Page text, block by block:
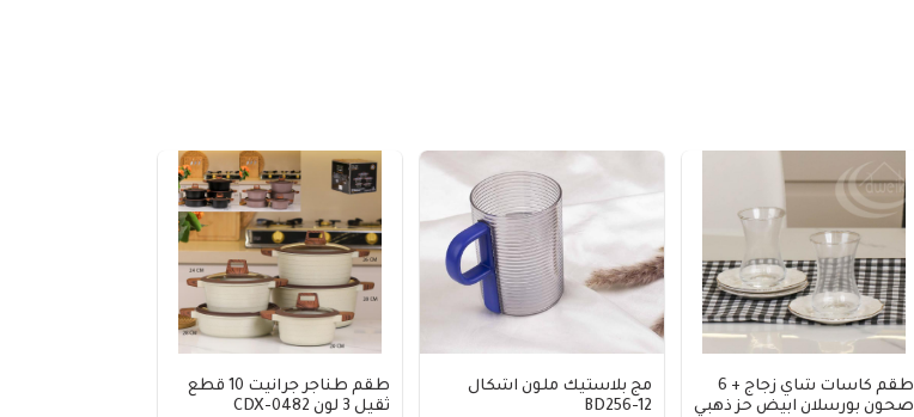
طقم كاسات شاي زجاج + 6
صحون بورسلان ابيض حز ذهبي
مج بلاستيك ملون اشكال
BD256-12
طقم طناجر جرانيت 10 قطع
ثقيل 3 لون CDX-0482